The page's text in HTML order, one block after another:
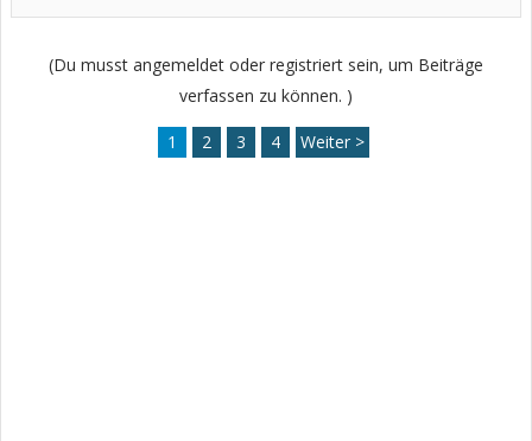
(Du musst angemeldet oder registriert sein, um Beiträge
verfassen zu können. )
1 2 3 4 Weiter >